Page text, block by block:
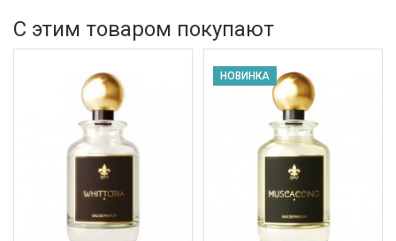
С этим товаром покупают
НОВИНКА